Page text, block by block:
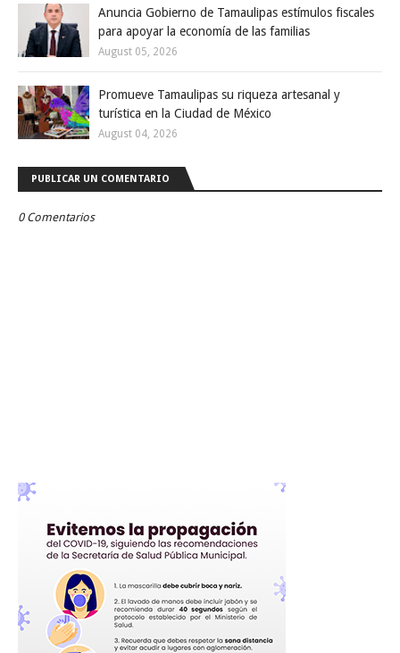
Anuncia Gobierno de Tamaulipas estímulos fiscales
para apoyar la economía de las familias
August 05, 2026
Promueve Tamaulipas su riqueza artesanal y
turística en la Ciudad de México
August 04, 2026
PUBLICAR UN COMENTARIO
0 Comentarios